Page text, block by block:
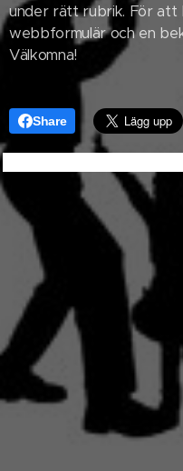
under rätt rubrik. För att
webbformulär och en
Välkomna!
Share